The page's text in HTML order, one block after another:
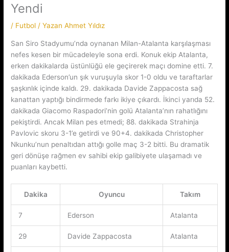
Yendi
/ Futbol / Yazan Ahmet Yıldız
San Siro Stadyumu’nda oynanan Milan-Atalanta karşılaşması
nefes kesen bir mücadeleyle sona erdi. Konuk ekip Atalanta,
erken dakikalarda üstünlüğü ele geçirerek maçı domine etti. 7.
dakikada Ederson’un şık vuruşuyla skor 1-0 oldu ve taraftarlar
şaşkınlık içinde kaldı. 29. dakikada Davide Zappacosta sağ
kanattan yaptığı bindirmede farkı ikiye çıkardı. İkinci yarıda 52.
dakikada Giacomo Raspadori’nin golü Atalanta’nın rahatlığını
pekiştirdi. Ancak Milan pes etmedi; 88. dakikada Strahinja
Pavlovic skoru 3-1’e getirdi ve 90+4. dakikada Christopher
Nkunku’nun penaltıdan attığı golle maç 3-2 bitti. Bu dramatik
geri dönüşe rağmen ev sahibi ekip galibiyete ulaşamadı ve
puanları kaybetti.
Dakika Oyuncu Takım
7 Ederson Atalanta
29 Davide Zappacosta Atalanta